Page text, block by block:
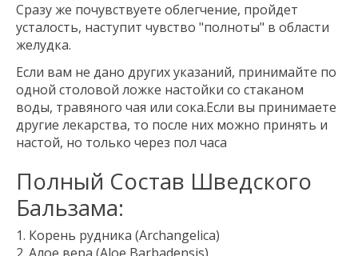
Сразу же почувствуете облегчение, пройдет
усталость, наступит чувство "полноты" в области
желудка.
Если вам не дано других указаний, принимайте по
одной столовой ложке настойки со стаканом
воды, травяного чая или сока.Если вы принимаете
другие лекарства, то после них можно принять и
настой, но только через пол часа
Полный Состав Шведского
Бальзама:
Корень рудника (Archangelica)